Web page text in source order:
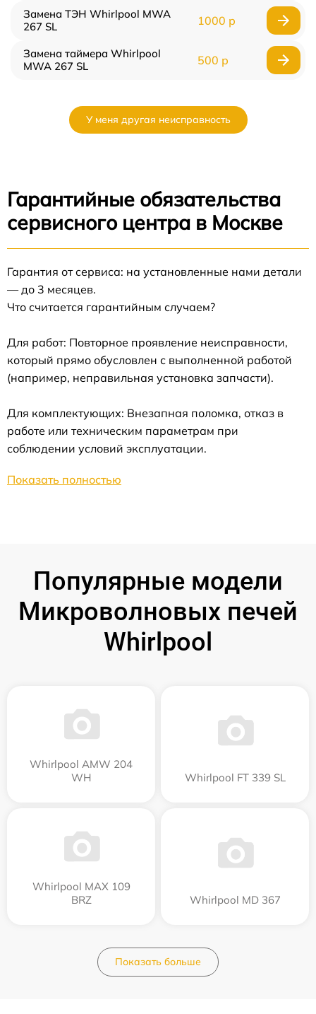
Замена ТЭН Whirlpool MWA
267 SL
1000 р
Замена таймера Whirlpool
MWA 267 SL
500 р
У меня другая неисправность
Гарантийные обязательства
сервисного центра в Москве
Гарантия от сервиса: на установленные нами детали
— до 3 месяцев.
Что считается гарантийным случаем?
Для работ: Повторное проявление неисправности,
который прямо обусловлен с выполненной работой
(например, неправильная установка запчасти).
Для комплектующих: Внезапная поломка, отказ в
работе или техническим параметрам при
соблюдении условий эксплуатации.
Показать полностью
Популярные модели
Микроволновых печей
Whirlpool
Whirlpool AMW 204
WH
Whirlpool FT 339 SL
Whirlpool MAX 109
BRZ
Whirlpool MD 367
Показать больше